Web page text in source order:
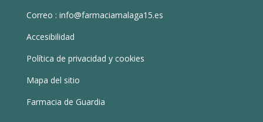
Correo : info@farmaciamalaga15.es
Accesibilidad
Política de privacidad y cookies
Mapa del sitio
Farmacia de Guardia